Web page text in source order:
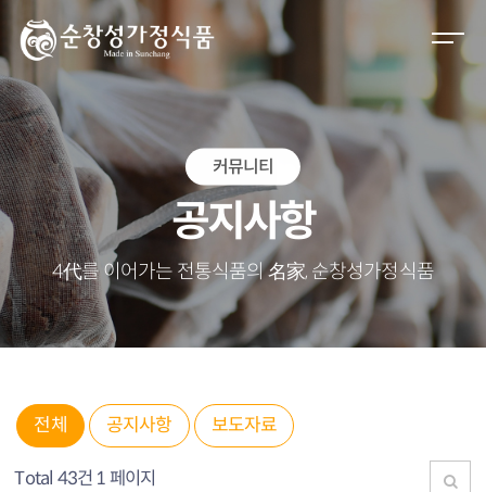
M
u
p
n
커뮤니티
공지사항
4代를 이어가는 전통식품의 名家, 순창성가정식품
전체 공지사항 보도자료
Total 43건 1 페이지